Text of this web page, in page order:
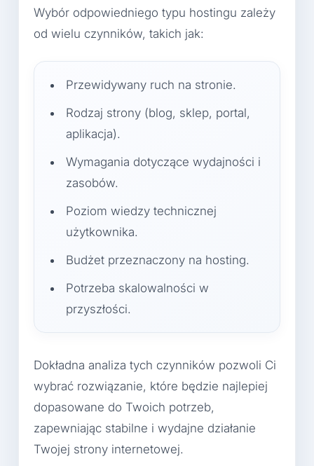
Wybór odpowiedniego typu hostingu zależy
od wielu czynników, takich jak:
Przewidywany ruch na stronie.
Rodzaj strony (blog, sklep, portal,
aplikacja).
Wymagania dotyczące wydajności i
zasobów.
Poziom wiedzy technicznej
użytkownika.
Budżet przeznaczony na hosting.
Potrzeba skalowalności w
przyszłości.
Dokładna analiza tych czynników pozwoli Ci
wybrać rozwiązanie, które będzie najlepiej
dopasowane do Twoich potrzeb,
zapewniając stabilne i wydajne działanie
Twojej strony internetowej.